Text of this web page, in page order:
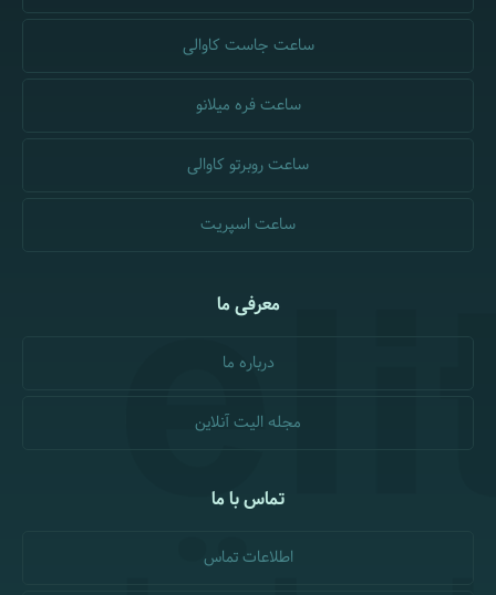
ساعت جاست کاوالی
ساعت فره میلانو
ساعت روبرتو کاوالی
ساعت اسپریت
معرفی ما
درباره ما
مجله الیت آنلاین
تماس با ما
اطلاعات تماس